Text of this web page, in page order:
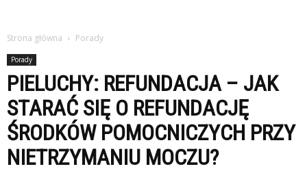
Strona główna Porady
Porady
PIELUCHY: REFUNDACJA – JAK
STARAĆ SIĘ O REFUNDACJĘ
ŚRODKÓW POMOCNICZYCH PRZY
NIETRZYMANIU MOCZU?